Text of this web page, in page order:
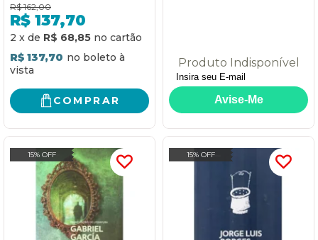
R$ 162,00
R$ 137,70
2 x de R$ 68,85
R$ 137,70
COMPRAR
Produto Indisponível
15% OFF 15% OFF